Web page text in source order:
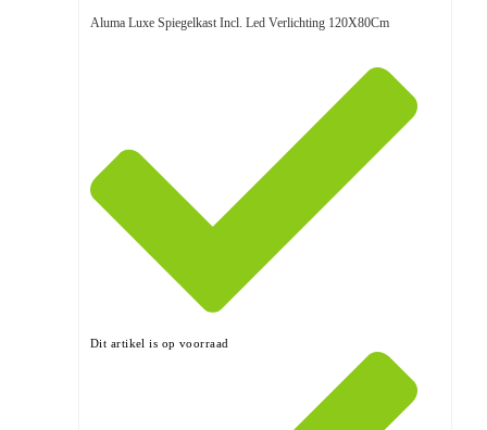
Aluma Luxe Spiegelkast Incl. Led Verlichting 120X80Cm
Dit artikel is op voorraad